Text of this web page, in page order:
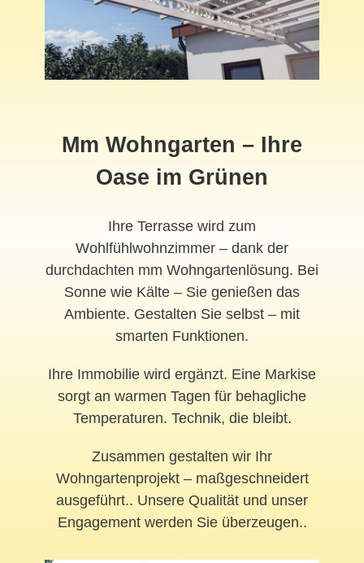
Mm Wohngarten – Ihre
Oase im Grünen
Ihre Terrasse wird zum
Wohlfühlwohnzimmer – dank der
durchdachten mm Wohngartenlösung. Bei
Sonne wie Kälte – Sie genießen das
Ambiente. Gestalten Sie selbst – mit
smarten Funktionen.
Ihre Immobilie wird ergänzt. Eine Markise
sorgt an warmen Tagen für behagliche
Temperaturen. Technik, die bleibt.
Zusammen gestalten wir Ihr
Wohngartenprojekt – maßgeschneidert
ausgeführt.. Unsere Qualität und unser
Engagement werden Sie überzeugen..